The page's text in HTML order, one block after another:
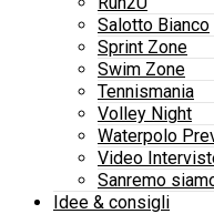
Salotto Bianco
Sprint Zone
Swim Zone
Tennismania
Volley Night
Waterpolo
Video
Sanremo
Idee & consigli